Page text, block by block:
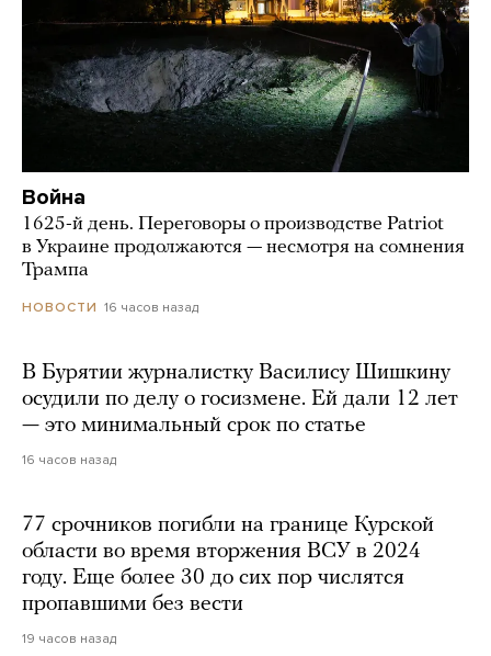
Война
1625-й день. Переговоры о производстве Patriot
в Украине продолжаются — несмотря на сомнения
Трампа
НОВОСТИ 16 часов назад
В Бурятии журналистку Василису Шишкину
осудили по делу о госизмене. Ей дали 12 лет
— это минимальный срок по статье
16 часов назад
77 срочников погибли на границе Курской
области во время вторжения ВСУ в 2024
году. Еще более 30 до сих пор числятся
пропавшими без вести
19 часов назад